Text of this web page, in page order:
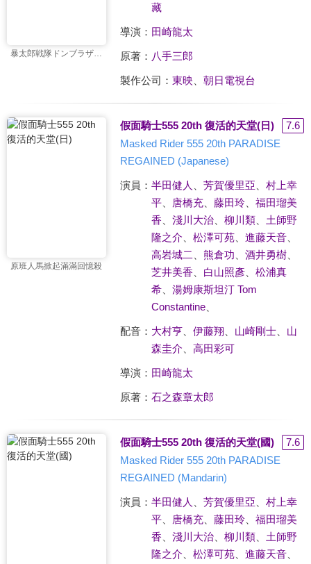
藏
導演： 田崎龍太
原著： 八手三郎
製作公司： 東映、 朝日電視台
原班人馬掀起滿滿回憶殺
假面騎士555 20th 復活的天堂(日)
7.6
Masked Rider 555 20th PARADISE
REGAINED (Japanese)
演員： 半田健人 芳賀優里亞
村上幸
平、 唐橋充、 藤田玲、 福田瑠美
香
淺川大治、 柳川類、 土師野
隆之介
松澤可苑、 進藤天音、
高岩城二
熊倉功 酒井勇樹、
芝井美香
白山照彥、 松浦真
希、 湯姆康斯坦汀 Tom
Constantine、
配音： 大村亨、 伊藤翔 山崎剛士、 山
森圭介
高田彩可
導演： 田崎龍太
原著： 石之森章太郎
假面騎士555 20th 復活的天堂(國)
7.6
Masked Rider 555 20th PARADISE
REGAINED (Mandarin)
演員： 半田健人 芳賀優里亞
村上幸
平、 唐橋充、 藤田玲、 福田瑠美
香
淺川大治、 柳川類、 土師野
隆之介
松澤可苑、 進藤天音、